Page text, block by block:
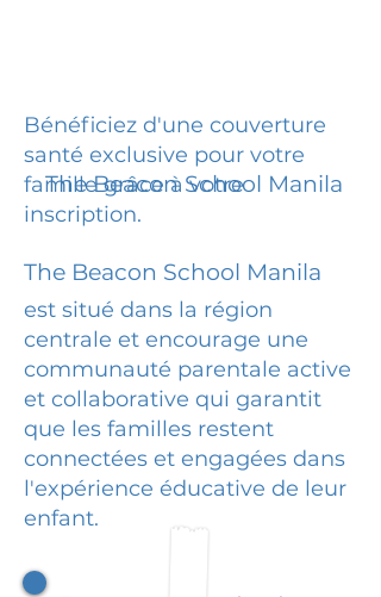
Bénéficiez d'une couverture
santé exclusive pour votre
famille grâce à votre
inscription.
The Beacon School Manila
The Beacon School Manila
est situé dans la région
centrale et encourage une
communauté parentale active
et collaborative qui garantit
que les familles restent
connectées et engagées dans
l'expérience éducative de leur
enfant.